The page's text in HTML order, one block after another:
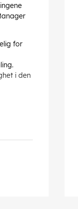
for
i den